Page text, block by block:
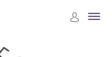
Riberas y Canales Espigones